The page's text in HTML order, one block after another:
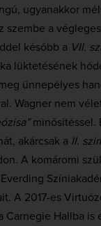
ugyanakkor
szembe a
később a VII.
lüktetésének
ünnepélyes
Wagner nem
minősítéssel.
akárcsak a II.
A komáromi
A 2017-es
Carnegie Hallba is